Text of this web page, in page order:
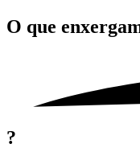
O que
?